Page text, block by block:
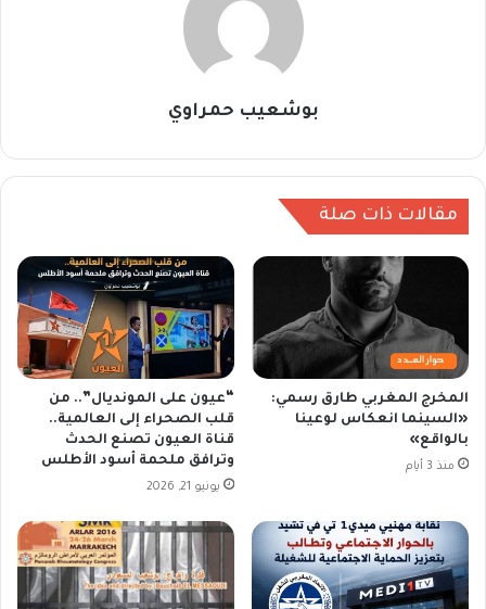
بوشعيب حمراوي
مقالات ذات صلة
المخرج المغربي طارق رسمي:
«السينما انعكاس لوعينا
بالواقع»
منذ 3 أيام
“عيون على المونديال”.. من
قلب الصحراء إلى العالمية..
قناة العيون تصنع الحدث
وترافق ملحمة أسود الأطلس
يونيو 21, 2026